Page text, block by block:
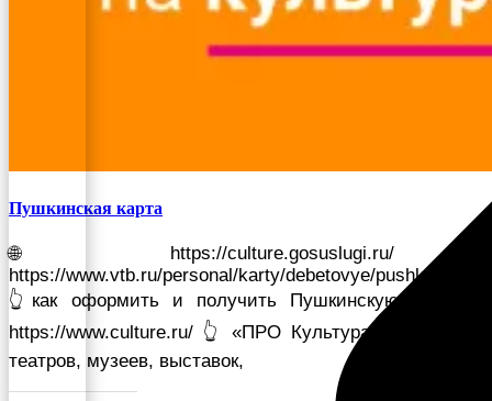
Пушкинская карта
🌐 https://culture.gosuslugi.ru/ 🌐
https://www.vtb.ru/personal/karty/debetovye/
👆как оформить и получить Пушкинскую карту 🌐
https://www.culture.ru/ 👆 «ПРО Культура» — Афиши
театров, музеев, выставок,